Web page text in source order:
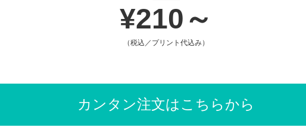
¥210～
（税込／プリント代込み）
カンタン注文はこちらから